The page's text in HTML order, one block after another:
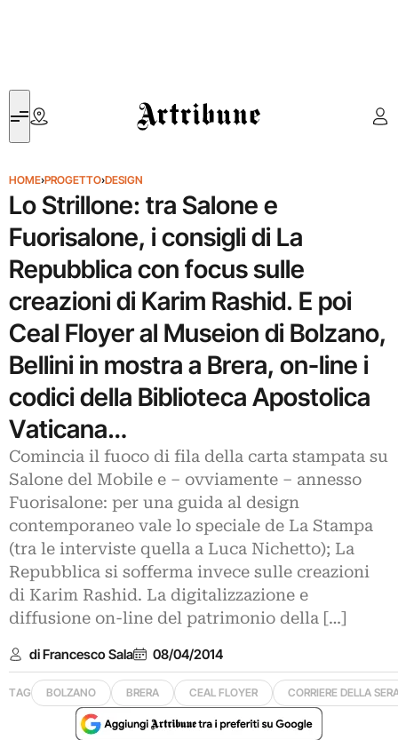
Artribune
HOME›PROGETTO›DESIGN
Lo Strillone: tra Salone e
Fuorisalone, i consigli di La
Repubblica con focus sulle
creazioni di Karim Rashid. E poi
Ceal Floyer al Museion di Bolzano,
Bellini in mostra a Brera, on-line i
codici della Biblioteca Apostolica
Vaticana…
Comincia il fuoco di fila della carta stampata su
Salone del Mobile e – ovviamente – annesso
Fuorisalone: per una guida al design
contemporaneo vale lo speciale de La Stampa
(tra le interviste quella a Luca Nichetto); La
Repubblica si sofferma invece sulle creazioni
di Karim Rashid. La digitalizzazione e
diffusione on-line del patrimonio della […]
di Francesco Sala 08/04/2014
TAG BOLZANO BRERA CEAL FLOYER CORRIERE DELLA